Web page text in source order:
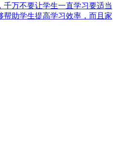
千万不要让学生一直学习要适当
帮助学生提高学习效率，而且家